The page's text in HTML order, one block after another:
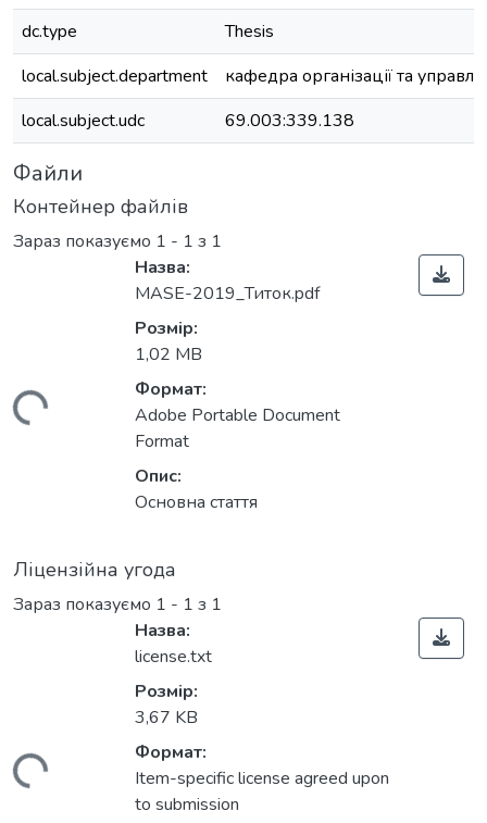
dc.type
Thesis
local.subject.department
кафедра організації та
local.subject.udc
69.003:339.138
Файли
Контейнер файлів
Зараз показуємо 1 - 1 з 1
Назва:
MASE-2019_Титок.pdf
Розмір:
1,02 MB
Формат:
Adobe Portable Document
Format
Опис:
Основна стаття
Ліцензійна угода
Зараз показуємо 1 - 1 з 1
Назва:
license.txt
Розмір:
3,67 KB
Формат:
Item-specific license agreed upon
to submission